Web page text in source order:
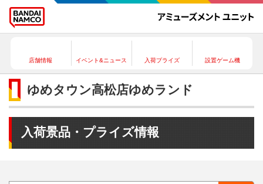
店舗情報 イベント&ニュース 入荷プライズ 設置ゲーム機
ゆめタウン高松店ゆめランド
入荷景品・プライズ情報